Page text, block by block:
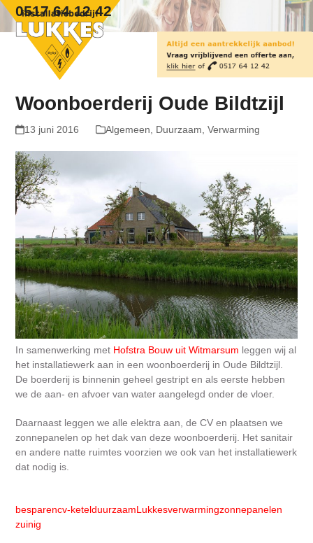
Skip
content
0517 64 12 42
Open
mobile
menu
Close
mobile
menu
Woonboerderij Oude Bildtzijl
13 juni 2016 Algemeen Duurzaam Verwarming
In samenwerking met Hofstra Bouw uit Witmarsum leggen wij al
het installatiewerk aan in een woonboerderij in Oude Bildtzijl.
De boerderij is binnenin geheel gestript en als eerste hebben
we de aan- en afvoer van water aangelegd onder de vloer.
Daarnaast leggen we alle elektra aan, de CV en plaatsen we
zonnepanelen op het dak van deze woonboerderij. Het sanitair
en andere natte ruimtes voorzien we ook van het installatiewerk
dat nodig is.
besparencv-ketelduurzaamLukkesverwarmingzonnepanelen
zuinig